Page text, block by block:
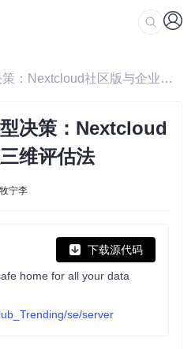
/ 开源协作平台选型决策：Nextcloud社区版与企业版三维评估法
决策：Nextcloud
维评估法
宁李
下载源代码
home for all your data
se/server